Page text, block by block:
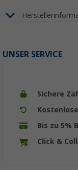
UNSER SERVICE
Sichere
Bis zu 5%
Click &